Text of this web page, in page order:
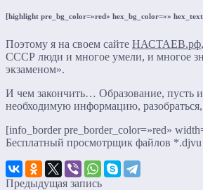
[highlight pre_bg_color=»red» hex_bg_color=»»
Поэтому я на своем сайте НАСТАЕВ.рф
СССР люди и многое умели, и многое
экзаменом».
И чем закончить… Образование, пусть
необходимую информацию,
[info_border pre_border_color=»red»
Бесплатный просмотрщик файлов *.djvu
Предыдущая запись